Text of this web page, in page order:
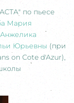
по пьесе
Мария
Юрьевны (при
on Cote d'Azur),